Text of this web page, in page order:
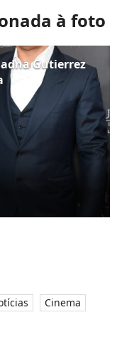
à foto
Gutierrez
Cinema